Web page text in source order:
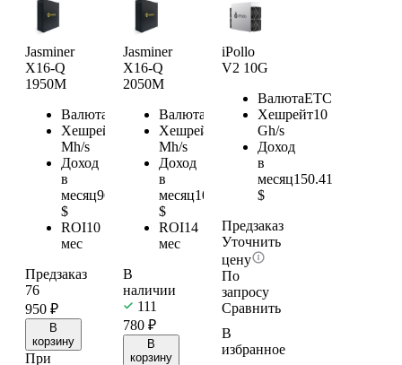
Jasminer
X16-Q
1950M
Валюта
Хешрейт
1950
Mh/s
Доход
в
месяц96.53
$
ROI10
мес
Предзаказ
76
950 ₽
В
корзину
При
Jasminer
X16-Q
2050M
Валюта
Хешрейт
Mh/s
Доход
в
месяц101.48
$
ROI14
мес
В
наличии
111
780₽
В
корзину
iPollo
V2 10G
ВалютаETC
Хешрейт10
Gh/s
Доход
в
месяц150.41
$
Предзаказ
Уточнить
цену
По
запросу
Сравнить
В
избранное